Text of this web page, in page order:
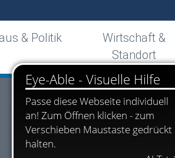
& Politik
Wirtschaft &
Standort